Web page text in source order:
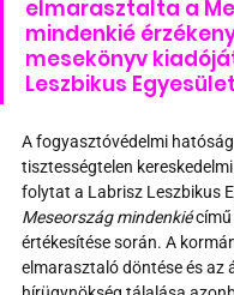
elmarasztalta a
mindenkié
mesekönyv
Leszbikus
A fogyasztóvédelmi
tisztességtelen
folytat a Labrisz Leszbikus
Meseország mindenkié című
értékesítése során. A
elmarasztaló döntése és az